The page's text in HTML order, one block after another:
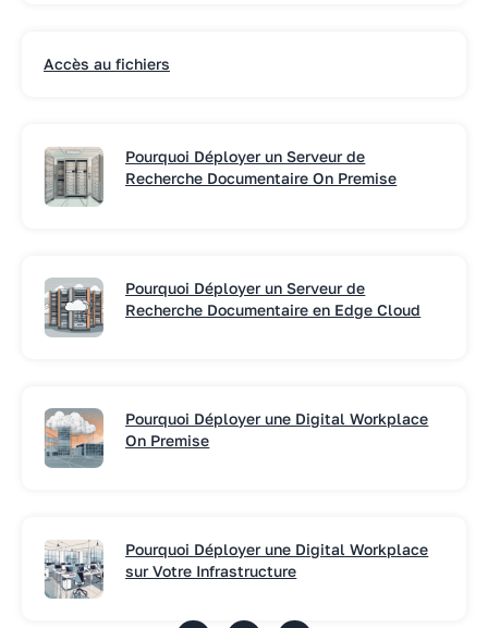
Accès au fichiers
Pourquoi Déployer un Serveur de
Recherche Documentaire On Premise
Pourquoi Déployer un Serveur de
Recherche Documentaire en Edge Cloud
Pourquoi Déployer une Digital Workplace
On Premise
Pourquoi Déployer une Digital Workplace
sur Votre Infrastructure